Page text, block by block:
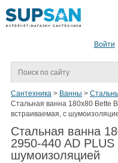
Войти
Сантехника > Ванны >
Стальная ванна 180x80 Bette
встраиваемая, с
Стальная ванна
2950-440 AD
шумоизоляцией